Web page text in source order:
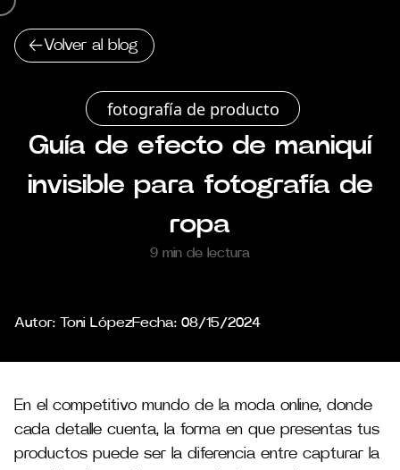
Volver al blog
fotografía de producto
Guía de efecto de maniquí
invisible para fotografía de
ropa
9 min de lectura
Autor: Toni LópezFecha: 08/15/2024
En el competitivo mundo de la moda online, donde
cada detalle cuenta, la forma en que presentas tus
productos puede ser la diferencia entre capturar la